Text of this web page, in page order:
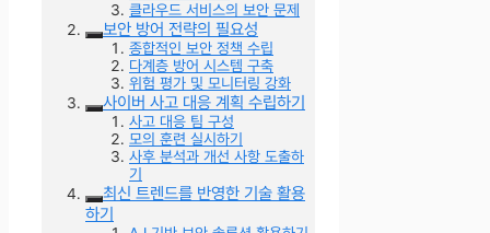
클라우드 서비스의 보안 문제
보안 방어 전략의 필요성
종합적인 보안 정책 수립
다계층 방어 시스템 구축
위험 평가 및 모니터링 강화
사이버 사고 대응 계획 수립하기
사고 대응 팀 구성
모의 훈련 실시하기
사후 분석과 개선 사항 도출하
기
최신 트렌드를 반영한 기술 활용
하기